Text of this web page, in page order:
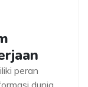
peran
dunia